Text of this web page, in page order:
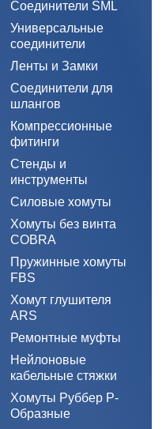
Соединители SML
Универсальные
соединители
Ленты и Замки
Соединители для
шлангов
Компрессионные
фитинги
Стенды и
инструменты
Силовые хомуты
Хомуты без винта
COBRA
Пружинные хомуты
FBS
Хомут глушителя
ARS
Ремонтные муфты
Нейлоновые
кабельные стяжки
Хомуты Руббер Р-
Образные